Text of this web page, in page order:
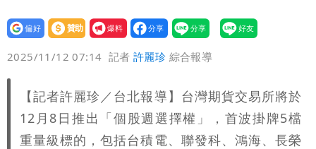
設為
贊助
我要
爆料
2025/11/12 07:14 記者許麗珍 綜合報導
【記者許麗珍／台北報導】台灣期貨交易所將於
12月8日推出「個股週選擇權」，首波掛牌5檔
重量級標的，包括台積電、聯發科、鴻海、長榮